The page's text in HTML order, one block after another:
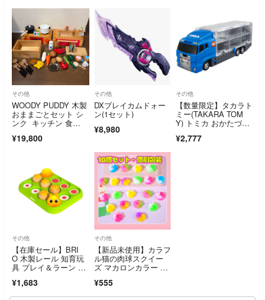
その他
WOODY PUDDY 木製
おままごとセット シ
ンク キッチン 食
¥19,800
その他
DXブレイカムドォー
ン(1セット)
¥8,980
その他
【数量限定】タカラト
ミー(TAKARA TOM
Y) トミカ おかたづけ
¥2,777
その他
【在庫セール】BRI
O 木製レール 知育玩
具 プレイ＆ラーン ミ
¥1,683
その他
【新品未使用】カラフ
ル猫の肉球スクイー
ズ マカロンカラー ス
¥555